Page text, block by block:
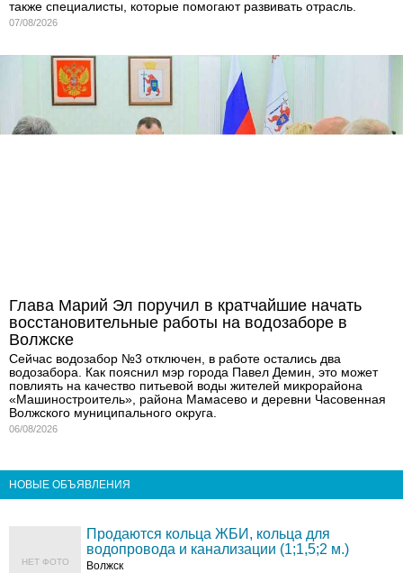
также специалисты, которые помогают развивать отрасль.
07/08/2026
Глава Марий Эл поручил в кратчайшие начать
восстановительные работы на водозаборе в
Волжске
Сейчас водозабор №3 отключен, в работе остались два
водозабора. Как пояснил мэр города Павел Демин, это может
повлиять на качество питьевой воды жителей микрорайона
«Машиностроитель», района Мамасево и деревни Часовенная
Волжского муниципального округа.
06/08/2026
НОВЫЕ ОБЪЯВЛЕНИЯ
НЕТ ФОТО
Продаются кольца ЖБИ, кольца для
водопровода и канализации (1;1,5;2 м.)
Волжск